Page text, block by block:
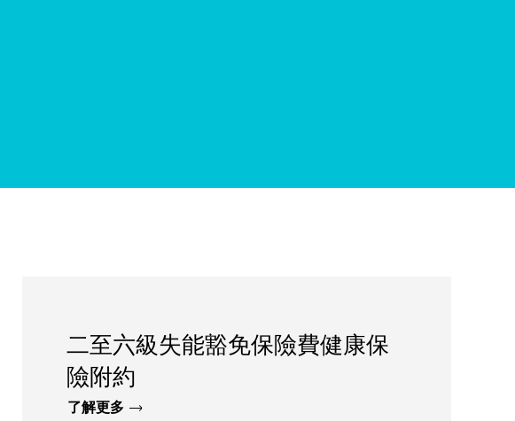
二至六級失能豁免保險費健康保
險附約
了解更多